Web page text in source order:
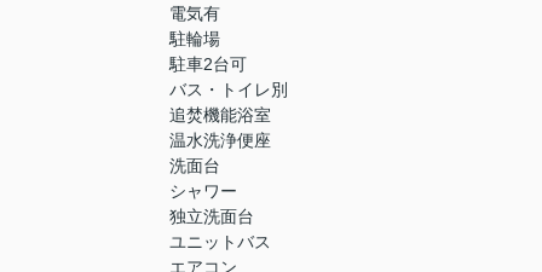
電気有
駐輪場
駐車2台可
バス・トイレ別
追焚機能浴室
温水洗浄便座
洗面台
シャワー
独立洗面台
ユニットバス
エアコン